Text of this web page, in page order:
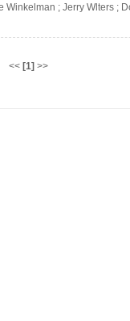
Winkelman ; Jerry Wlters ;
<< [1] >>